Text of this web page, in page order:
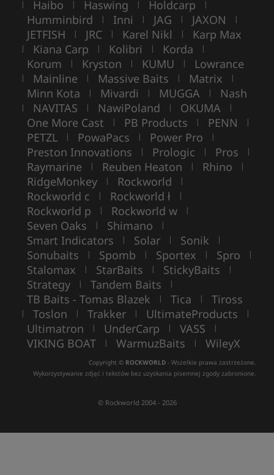
| Haibo | Haswing | Holdcarp |
Humminbird | Inni | JAG | JAXON |
JETFISH | JRC | Karel Nikl | Karp Max
| Kiana Carp | Kolibri | Korda |
Korum | Kryston | KUMU | Lowrance
| Mainline | Massive Baits | Matrix |
Minn Kota | Mivardi | MUGGA | Nash
| NAVITAS | NawiPoland | OKUMA |
One More Cast | PB Products | PENN |
PETZL | PowaPacs | Power Pro |
Preston Innovations | Prologic | Pros |
Raymarine | Reuben Heaton | Rhino |
RidgeMonkey | Rockworld |
Rockworld c | Rockworld ł |
Rockworld p | Rockworld w |
Seven Oaks | Shimano |
Smart Indicators | Solar | Sonik |
Sonubaits | Spomb | Sportex | Spro |
Stalomax | StarBaits | StickyBaits |
Strategy | Tandem Baits |
TB Baits - Tomas Blazek | Tica | Tiross
| Toslon | Trakker | UltimateProducts |
Ultimatron | UnderCarp | VASS |
VIKING BOAT | WarmuzBaits | WileyX
Copyright © ROCKWORLD - Wszelkie prawa zastrzeżone.
Wykorzystywanie zdjęć i tekstów bez uzyskania pisemnej zgody zabronione.
© Rockworld 2004 - 2026